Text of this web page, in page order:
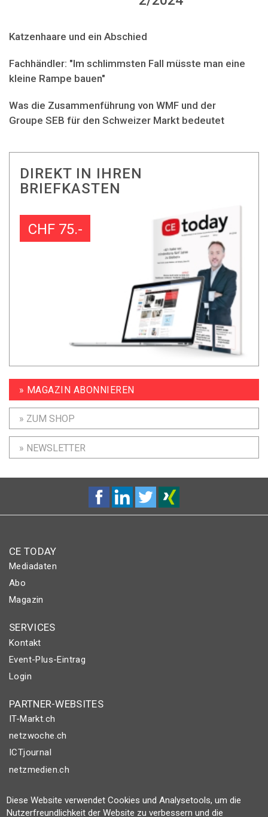
Katzenhaare und ein Abschied
Fachhändler: "Im schlimmsten Fall müsste man eine
kleine Rampe bauen"
Was die Zusammenführung von WMF und der
Groupe SEB für den Schweizer Markt bedeutet
DIREKT IN IHREN
BRIEFKASTEN
CHF 75.-
» MAGAZIN ABONNIEREN
» ZUM SHOP
» NEWSLETTER
CE TODAY
Mediadaten
Abo
Magazin
SERVICES
Kontakt
Event-Plus-Eintrag
Login
PARTNER-WEBSITES
IT-Markt.ch
netzwoche.ch
ICTjournal
netzmedien.ch
© NETZMEDIEN AG 2026
Impressum
Diese Website verwendet Cookies und Analysetools, um die
Nutzerfreundlichkeit der Website zu verbessern und die